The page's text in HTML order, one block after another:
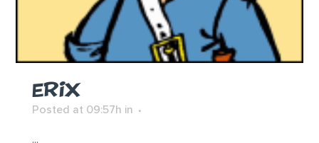
ERIX
Posted at 09:57h in
...